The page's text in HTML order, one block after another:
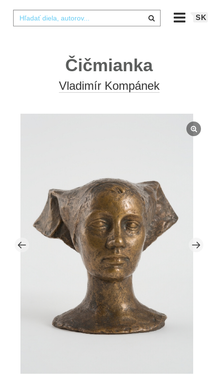
SK
Čičmianka
Vladimír Kompánek